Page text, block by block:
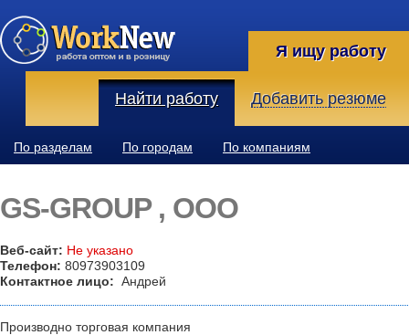
Я ищу работу
Найти работу Добавить резюме
По разделам По городам По компаниям
GS-GROUP , OOO
Веб-сайт: Не указано
Телефон: 80973903109
Контактное лицо: Андрей
Производно торговая компания